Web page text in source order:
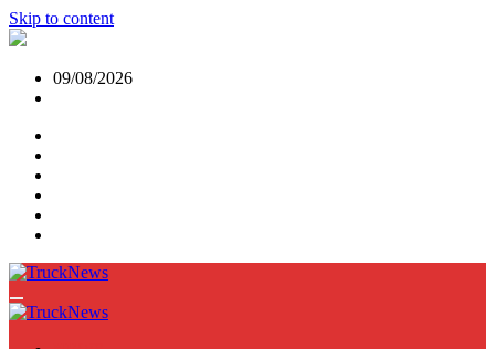
Skip to content
09/08/2026